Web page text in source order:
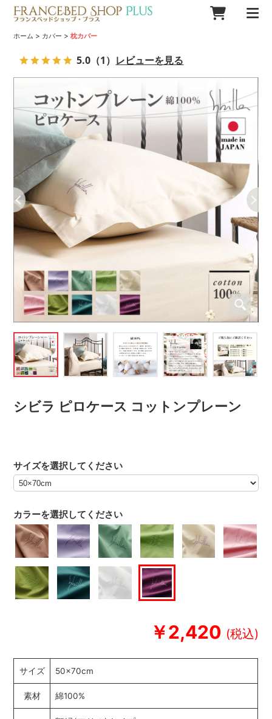
ホーム > カバー >枕カバー
シビラ ピロケース コットンプレーン
￥2,420
カラーを選択してください
サイズを選択してください
サイズ 50×70cm
素材 綿100%
5.0 （1） レビューを見る